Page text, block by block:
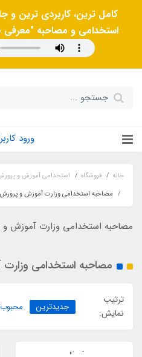
کامل ترین، کاربردی ترین و
استخدامی و مصاحبه "معرفی
ورود
خانه فروشگاه
استخدامی آموزش و
مصاحبه استخدامی وزارت آموزش و پرورش
مصاحبه استخدامی وزارت آموزش
مصاحبه استخدامی
ترتیب
نمایش:
جدیدترین